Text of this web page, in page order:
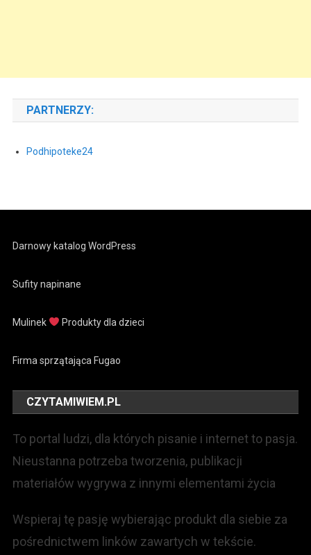
PARTNERZY:
Podhipoteke24
Darnowy katalog WordPress
Sufity napinane
Mulinek Produkty dla dzieci
Firma sprzątająca Fugao
CZYTAMIWIEM.PL
To portal ludzi, dla których pisanie i internet to pasja.
Nieustanna potrzeba tworzenia, publikacji
materiałów wygrywa z innymi elementami życia
Wspieraj tę pasję wybierając produkt dla siebie za
pośrednictwem linków zawartych w tekście.